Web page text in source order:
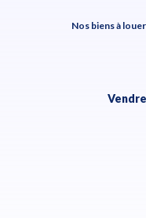
Nos biens à louer